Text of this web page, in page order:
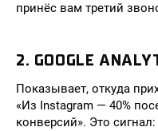
принёс вам третий
2. GOOGLE
Показывает, откуда
«Из Instagram — 40%
конверсий». Это